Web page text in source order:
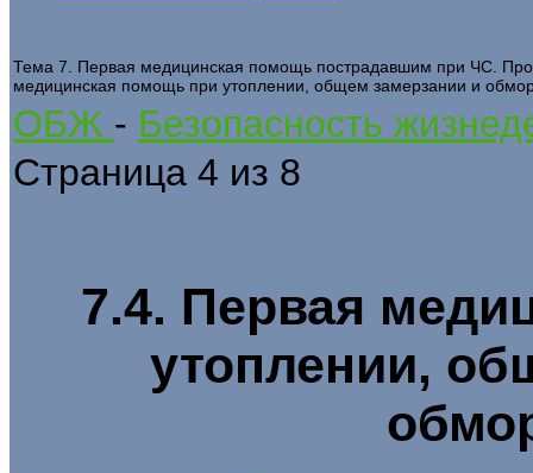
Тема 7. Первая медицинская помощь пострадавшим при ЧС.
медицинская помощь при утоплении, общем замерзании и
ОБЖ - Безопасность
Страница 4 из 8
7.4. Первая
утоплении,